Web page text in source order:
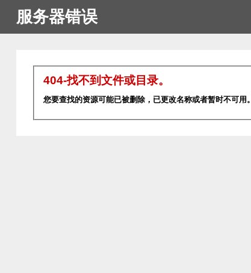
服务器错误
404-找不到文件或目录。
您要查找的资源可能已被删除，已更改名称或者暂时不可用。